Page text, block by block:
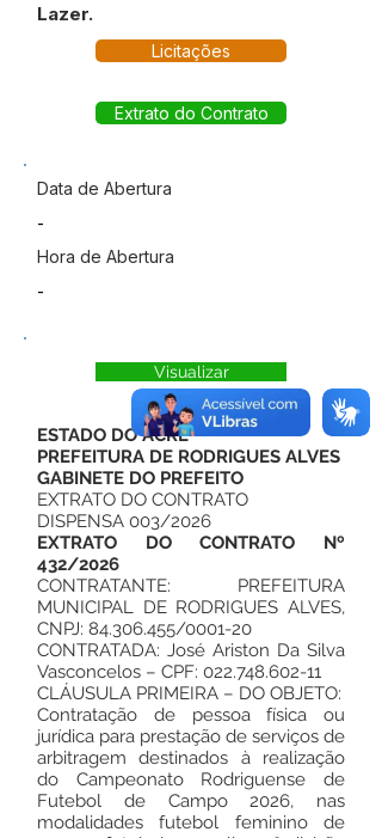
Lazer.
Licitações
Extrato do Contrato
Data de Abertura
-
Hora de Abertura
-
Visualizar
ESTADO DO ACRE
PREFEITURA DE RODRIGUES ALVES
GABINETE DO PREFEITO
EXTRATO DO CONTRATO
DISPENSA 003/2026
EXTRATO DO CONTRATO Nº
432/2026
CONTRATANTE: PREFEITURA
MUNICIPAL DE RODRIGUES ALVES,
CNPJ: 84.306.455/0001-20
CONTRATADA: José Ariston Da Silva
Vasconcelos – CPF: 022.748.602-11
CLÁUSULA PRIMEIRA – DO OBJETO:
Contratação de pessoa física ou
jurídica para prestação de serviços de
arbitragem destinados à realização
do Campeonato Rodriguense de
Futebol de Campo 2026, nas
modalidades futebol feminino de